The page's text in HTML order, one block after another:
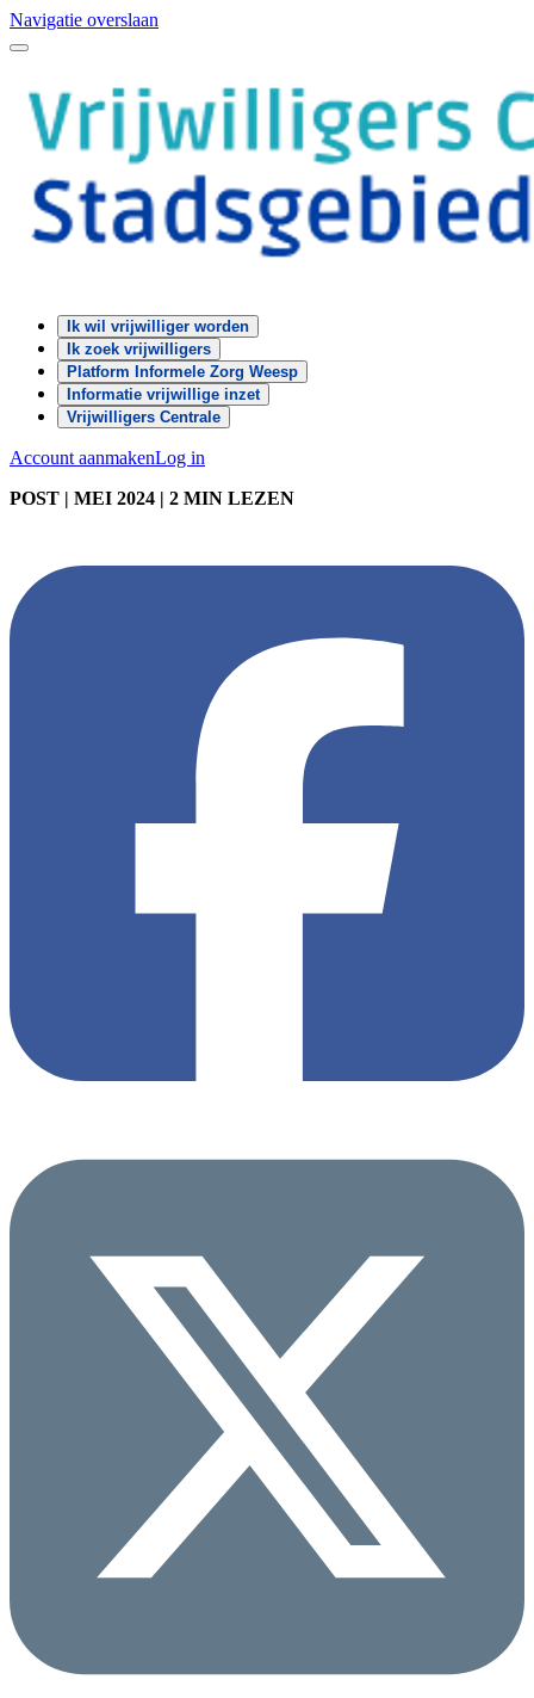
Navigatie overslaan
Ik wil vrijwilliger worden
Ik zoek vrijwilligers
Platform Informele Zorg Weesp
Informatie vrijwillige inzet
Vrijwilligers Centrale
Account aanmakenLog in
POST | MEI 2024 | 2 MIN LEZEN